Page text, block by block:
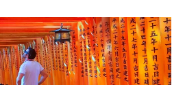
Thru